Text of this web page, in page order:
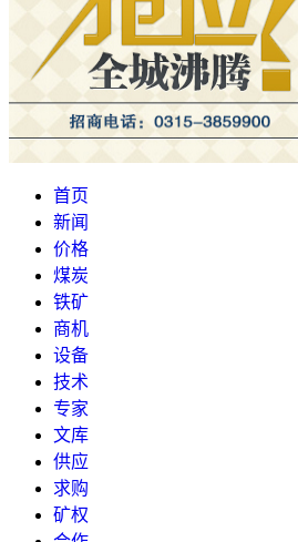
首页
新闻
价格
煤炭
铁矿
商机
设备
技术
专家
文库
供应
求购
矿权